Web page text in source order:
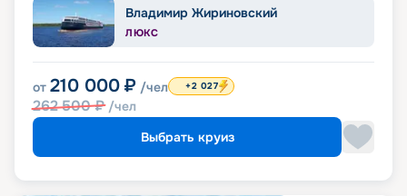
Владимир Жириновский
ЛЮКС
от 210 000 ₽ /чел
262 500₽ /чел
+2 027
Выбрать круиз